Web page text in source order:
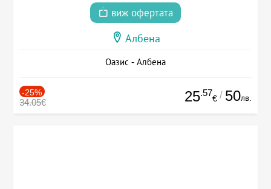
виж офертата
Албена
Оазис - Албена
-25%
34.05€ 25.57
€ / 50лв.